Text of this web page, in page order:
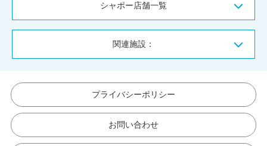
シャポー店舗一覧
関連施設：
プライバシーポリシー
お問い合わせ